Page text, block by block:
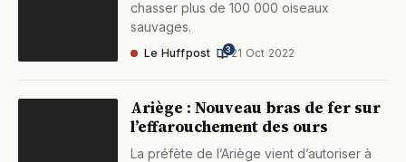
chasser plus de 100 000 oiseaux
sauvages.
Le Huffpost 3·21 Oct 2022
Ariège : Nouveau bras de fer sur
l’effarouchement des ours
La préfète de l’Ariège vient d’autoriser à